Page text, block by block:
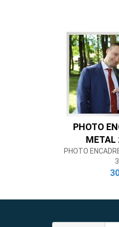
PHOTO
METAL
PHOTO